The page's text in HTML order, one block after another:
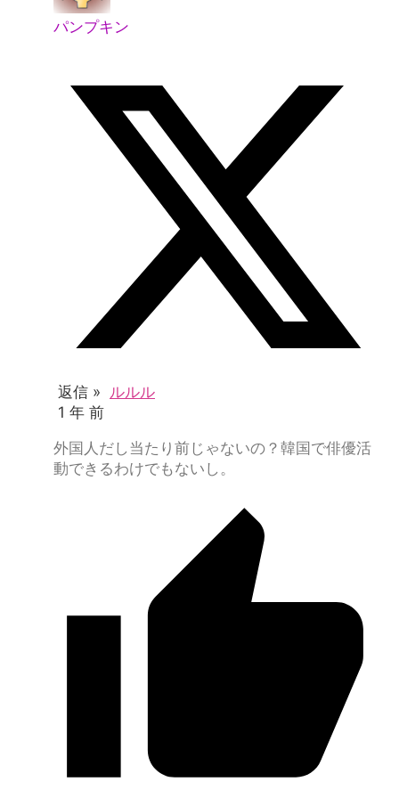
パンプキン
返信 » ルルル
1 年 前
外国人だし当たり前じゃないの？韓国で俳優活
動できるわけでもないし。